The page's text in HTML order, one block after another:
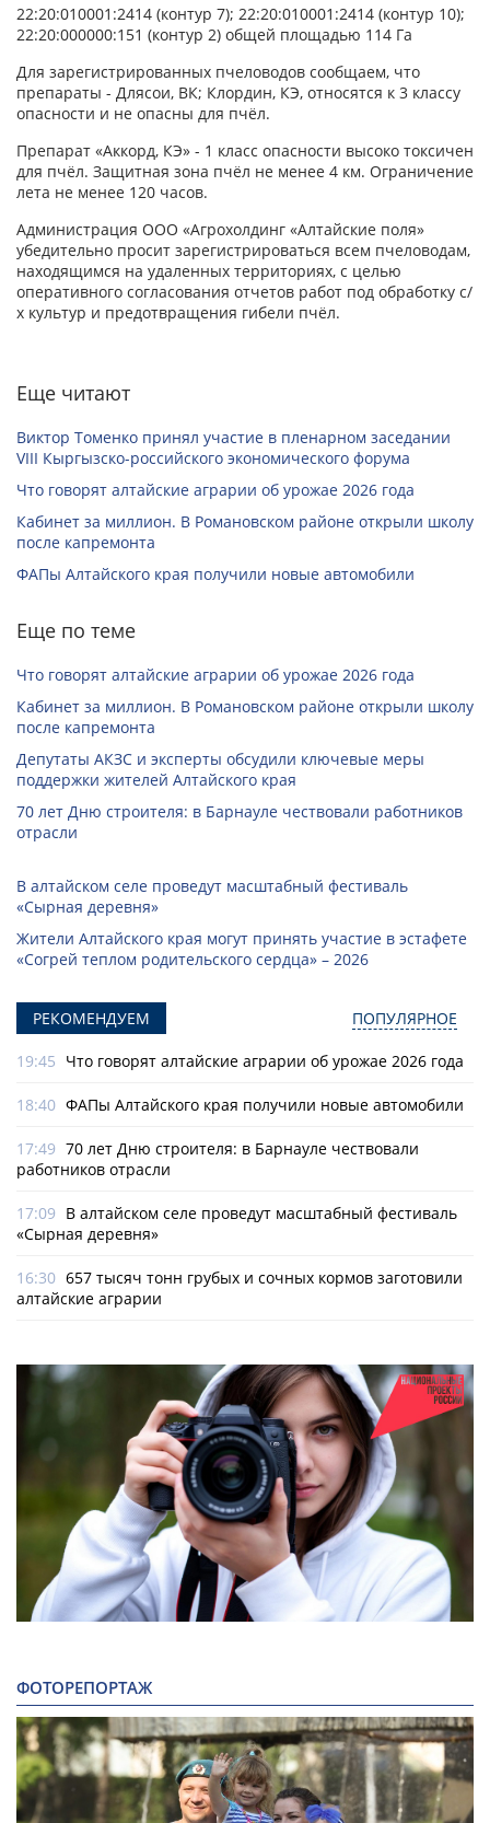
22:20:010001:2414 (контур 7); 22:20:010001:2414 (контур 10);
22:20:000000:151 (контур 2) общей площадью 114 Га
Для зарегистрированных пчеловодов сообщаем, что
препараты - Длясои, ВК; Клордин, КЭ, относятся к 3 классу
опасности и не опасны для пчёл.
Препарат «Аккорд, КЭ» - 1 класс опасности высоко токсичен
для пчёл. Защитная зона пчёл не менее 4 км. Ограничение
лета не менее 120 часов.
Администрация ООО «Агрохолдинг «Алтайские поля»
убедительно просит зарегистрироваться всем пчеловодам,
находящимся на удаленных территориях, с целью
оперативного согласования отчетов работ под обработку с/
х культур и предотвращения гибели пчёл.
Еще читают
Виктор Томенко принял участие в пленарном заседании
VIII Кыргызско-российского экономического форума
Что говорят алтайские аграрии об урожае 2026 года
Кабинет за миллион. В Романовском районе открыли школу
после капремонта
ФАПы Алтайского края получили новые автомобили
Еще по теме
Что говорят алтайские аграрии об урожае 2026 года
Кабинет за миллион. В Романовском районе открыли школу
после капремонта
Депутаты АКЗС и эксперты обсудили ключевые меры
поддержки жителей Алтайского края
70 лет Дню строителя: в Барнауле чествовали работников
отрасли
В алтайском селе проведут масштабный фестиваль
«Сырная деревня»
Жители Алтайского края могут принять участие в эстафете
«Согрей теплом родительского сердца» – 2026
РЕКОМЕНДУЕМ ПОПУЛЯРНОЕ
19:45 Что говорят алтайские аграрии об урожае 2026 года
18:40 ФАПы Алтайского края получили новые автомобили
17:49 70 лет Дню строителя: в Барнауле чествовали
работников отрасли
17:09 В алтайском селе проведут масштабный фестиваль
«Сырная деревня»
16:30 657 тысяч тонн грубых и сочных кормов заготовили
алтайские аграрии
ФОТОРЕПОРТАЖ